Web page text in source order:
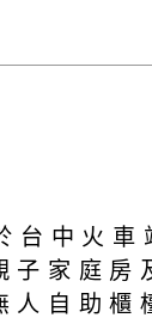
台中火
子家庭
人自助